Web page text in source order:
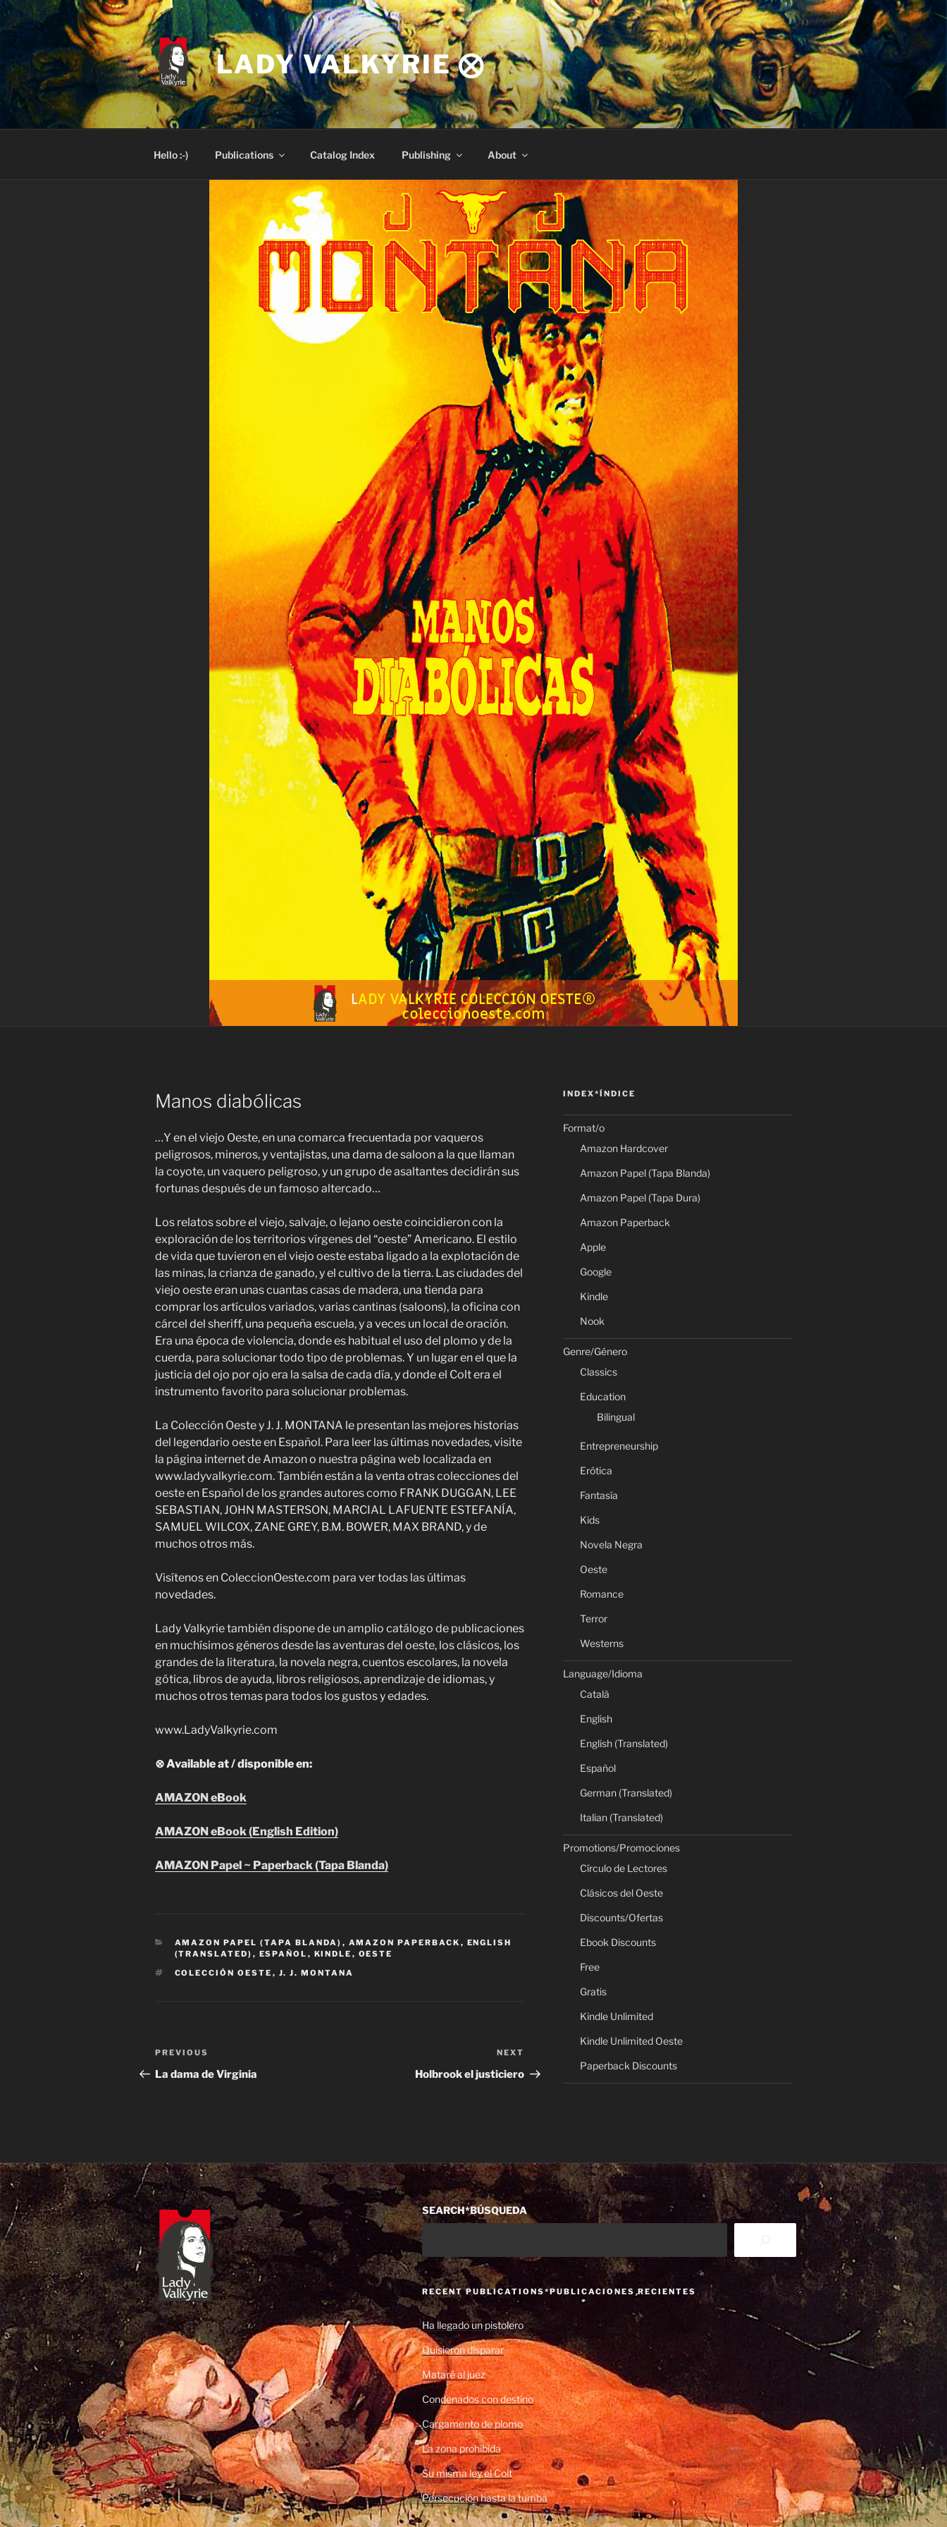
Skip
to
content
LADY VALKYRIE ⨂
Hello :-) Publications Catalog Index Publishing About
Manos diabólicas
…Y en el viejo Oeste, en una comarca frecuentada por vaqueros
peligrosos, mineros, y ventajistas, una dama de saloon a la que llaman
la coyote, un vaquero peligroso, y un grupo de asaltantes decidirán sus
fortunas después de un famoso altercado…
Los relatos sobre el viejo, salvaje, o lejano oeste coincidieron con la
exploración de los territorios vírgenes del “oeste” Americano. El estilo
de vida que tuvieron en el viejo oeste estaba ligado a la explotación de
las minas, la crianza de ganado, y el cultivo de la tierra. Las ciudades del
viejo oeste eran unas cuantas casas de madera, una tienda para
comprar los artículos variados, varias cantinas (saloons), la oficina con
cárcel del sheriff, una pequeña escuela, y a veces un local de oración.
Era una época de violencia, donde es habitual el uso del plomo y de la
cuerda, para solucionar todo tipo de problemas. Y un lugar en el que la
justicia del ojo por ojo era la salsa de cada día, y donde el Colt era el
instrumento favorito para solucionar problemas.
La Colección Oeste y J. J. MONTANA le presentan las mejores historias
del legendario oeste en Español. Para leer las últimas novedades, visite
la página internet de Amazon o nuestra página web localizada en
www.ladyvalkyrie.com. También están a la venta otras colecciones del
oeste en Español de los grandes autores como FRANK DUGGAN, LEE
SEBASTIAN, JOHN MASTERSON, MARCIAL LAFUENTE ESTEFANÍA,
SAMUEL WILCOX, ZANE GREY, B.M. BOWER, MAX BRAND, y de
muchos otros más.
Visítenos en ColeccionOeste.com para ver todas las últimas
novedades.
Lady Valkyrie también dispone de un amplio catálogo de publicaciones
en muchísimos géneros desde las aventuras del oeste, los clásicos, los
grandes de la literatura, la novela negra, cuentos escolares, la novela
gótica, libros de ayuda, libros religiosos, aprendizaje de idiomas, y
muchos otros temas para todos los gustos y edades.
www.LadyValkyrie.com
⊗ Available at / disponible en:
AMAZON eBook
AMAZON eBook (English Edition)
AMAZON Papel ~ Paperback (Tapa Blanda)
CATEGORIES
AMAZON PAPEL (TAPA BLANDA) , AMAZON PAPERBACK , ENGLISH
(TRANSLATED) , ESPAÑOL , KINDLE , OESTE
TAGS
COLECCIÓN OESTE , J. J. MONTANA
Post
navigation
Previous
Post
PREVIOUS
La dama de Virginia
Post
NEXT
Holbrook el justiciero
INDEX*ÍNDICE
Format/o
Amazon Hardcover
Amazon Papel (Tapa Blanda)
Amazon Papel (Tapa Dura)
Amazon Paperback
Apple
Google
Kindle
Nook
Genre/Género
Classics
Education
Bilingual
Entrepreneurship
Erótica
Fantasía
Kids
Novela Negra
Oeste
Romance
Terror
Westerns
Language/Idioma
Català
English
English (Translated)
Español
German (Translated)
Italian (Translated)
Promotions/Promociones
Círculo de Lectores
Clásicos del Oeste
Discounts/Ofertas
Ebook Discounts
Free
Gratis
Kindle Unlimited
Kindle Unlimited Oeste
Paperback Discounts
SEARCH*BÚSQUEDA
RECENT PUBLICATIONS*PUBLICACIONES RECIENTES
Ha llegado un pistolero
Quisieron disparar
Mataré al juez
Condenados con destino
Cargamento de plomo
La zona prohibida
Su misma ley el Colt
Persecución hasta la tumba